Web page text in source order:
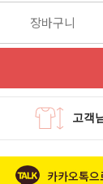
장바구니